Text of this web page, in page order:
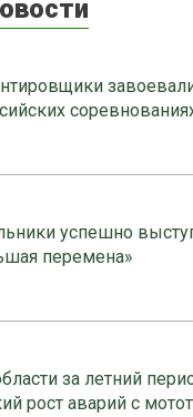
успешно
перемена»
за летний
рост аварий с